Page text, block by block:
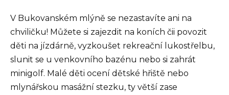
V Bukovanském mlýně se nezastavíte ani na
chviličku! Můžete si zajezdit na koních čii povozit
děti na jízdárně, vyzkoušet rekreační lukostřelbu,
slunit se u venkovního bazénu nebo si zahrát
minigolf. Malé děti ocení dětské hřiště nebo
mlynářskou masážní stezku, ty větší zase